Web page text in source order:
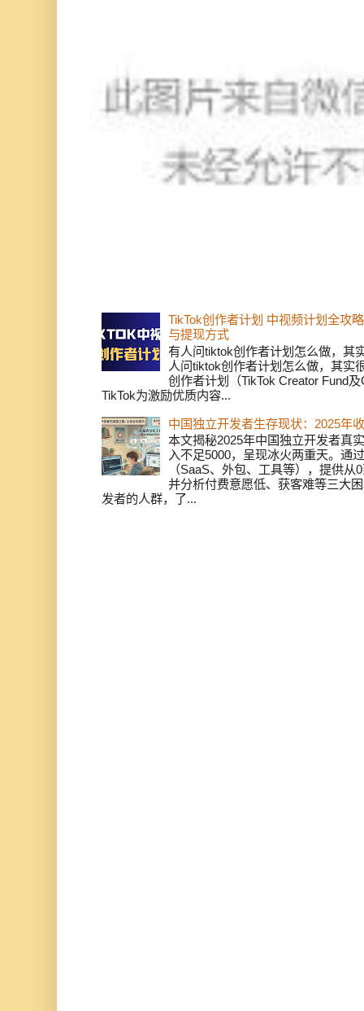
TikTok创作者计划 中视频计划全攻
与提现方式
有人问tiktok创作者计划怎么做，其
人问tiktok创作者计划怎么做，其实
创作者计划（TikTok Creator Fund
TikTok为激励优质内容...
中国独立开发者生存现状：2025年
本文揭秘2025年中国独立开发者真
入不足5000，呈现冰火两重天。通
（SaaS、外包、工具等），提供
并分析付费意愿低、获客难等三大
发者的人群，了...